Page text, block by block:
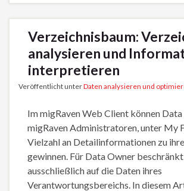
Verzeichnisbaum:
analysieren und
interpretieren
Veröffentlicht unterDaten analysieren und
Im migRaven Web Client können
migRaven Administratoren, unter My
Vielzahl an Detailinformationen zu
gewinnen. Für Data Owner
ausschließlich auf die Daten ihres
Verantwortungsbereichs. In diesem